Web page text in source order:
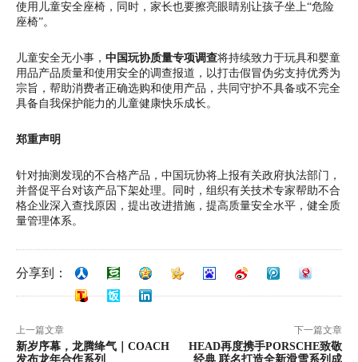
使用儿童安全座椅，同时，家长也要擦亮眼睛别让孩子坐上“危险
座椅”。
儿童安全无小事， 中国玩协质量专项调查将持续致力于玩具和婴童
用品产品质量和使用安全的调查报道，以打击假冒伪劣支持优秀为
宗旨，帮助消费者正确选购和使用产品，共同守护不具备或不完全
具备自我保护能力的儿童健康快乐成长。
郑重声明
针对抽测发现的不合格产品，中国玩协将上报有关政府执法部门，
并督促平台对该产品下架处理。同时，组织有关技术专家帮助不合
格企业深入查找原因，提出改进措施，提高质量安全水平，健全质
量管理体系。
分享到：
上一篇文章
新岁序幕，龙腾绛气｜COACH
发布龙年合作系列
下一篇文章
HEAD再度携手PORSCHE致敬
经典 联名打造全新滑雪系列成